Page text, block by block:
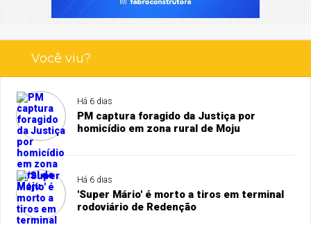
Você viu?
Há 6 dias
PM captura foragido da Justiça por
homicídio em zona rural de Moju
Há 6 dias
'Super Mário' é morto a tiros em terminal
rodoviário de Redenção